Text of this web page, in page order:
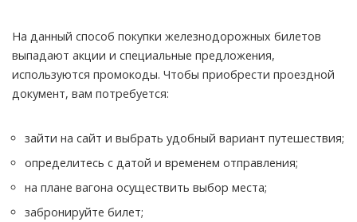
На данный способ покупки железнодорожных билетов
выпадают акции и специальные предложения,
используются промокоды. Чтобы приобрести проездной
документ, вам потребуется:
зайти на сайт и выбрать удобный вариант путешествия;
определитесь с датой и временем отправления;
на плане вагона осуществить выбор места;
забронируйте билет;